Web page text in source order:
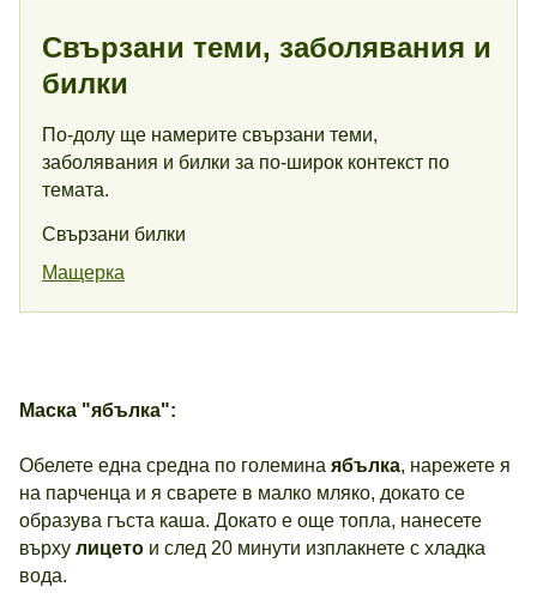
Свързани теми, заболявания и
билки
По-долу ще намерите свързани теми,
заболявания и билки за по-широк контекст по
темата.
Свързани билки
Мащерка
Маска "ябълка":
Обелете една средна по големина ябълка, нарежете я
на парченца и я сварете в малко мляко, докато се
образува гъста каша. Докато е още топла, нанесете
върху лицето и след 20 минути изплакнете с хладка
вода.